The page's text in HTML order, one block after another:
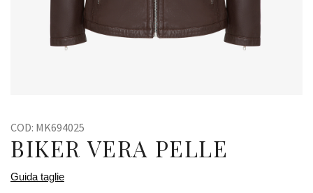
COD: MK694025
BIKER VERA PELLE
Guida taglie